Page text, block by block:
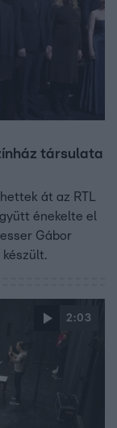
társulata
át az RTL
énekelte el
Gábor
2:03